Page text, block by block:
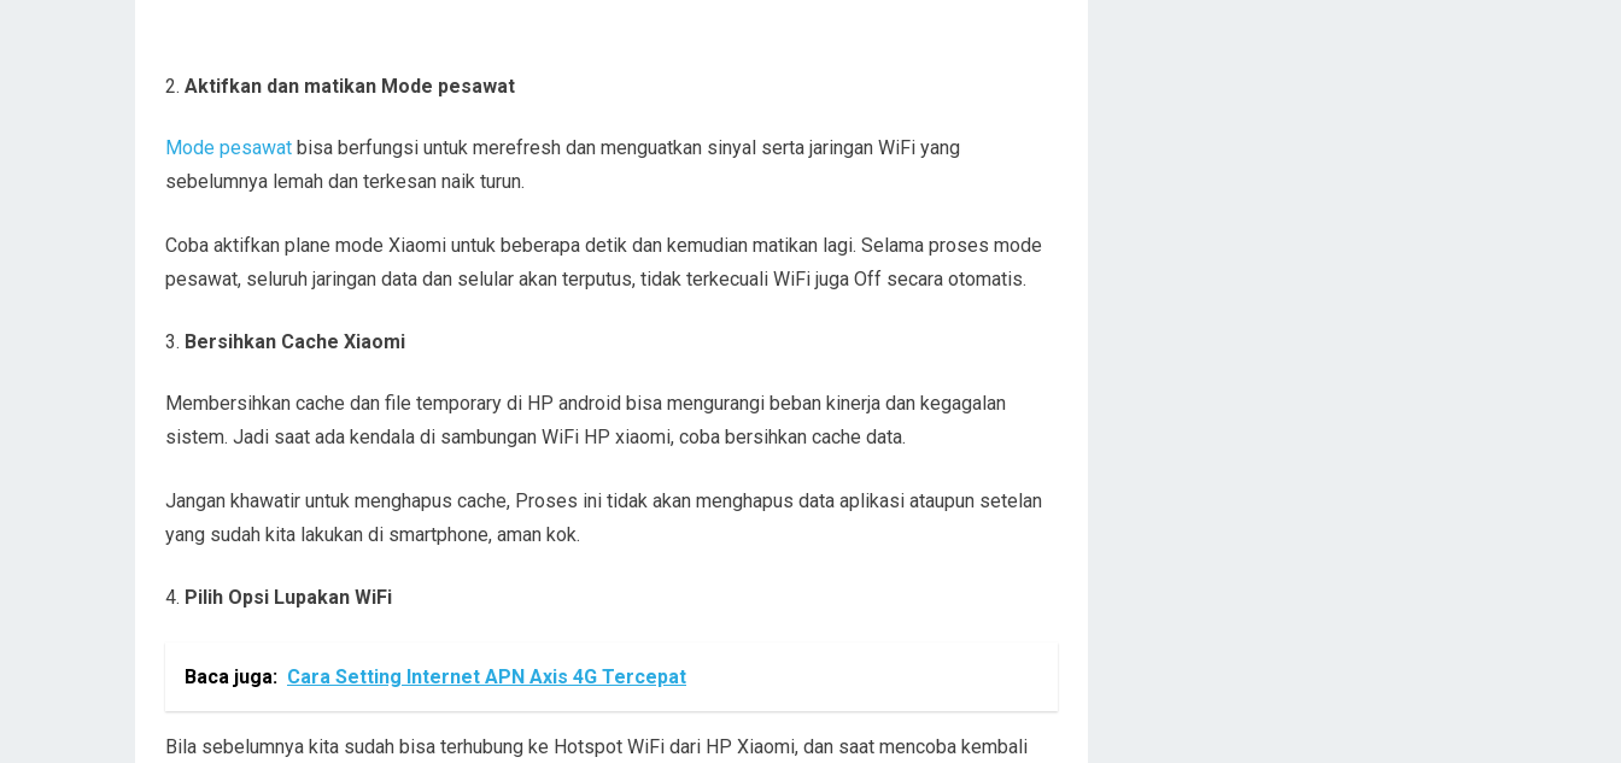
Aktifkan dan matikan Mode pesawat
Mode pesawat bisa berfungsi untuk merefresh dan menguatkan sinyal serta jaringan WiFi yang
sebelumnya lemah dan terkesan naik turun.
Coba aktifkan plane mode Xiaomi untuk beberapa detik dan kemudian matikan lagi. Selama proses mode
pesawat, seluruh jaringan data dan selular akan terputus, tidak terkecuali WiFi juga Off secara otomatis.
Bersihkan Cache Xiaomi
Membersihkan cache dan file temporary di HP android bisa mengurangi beban kinerja dan kegagalan
sistem. Jadi saat ada kendala di sambungan WiFi HP xiaomi, coba bersihkan cache data.
Jangan khawatir untuk menghapus cache, Proses ini tidak akan menghapus data aplikasi ataupun setelan
yang sudah kita lakukan di smartphone, aman kok.
Pilih Opsi Lupakan WiFi
Baca juga: Cara Setting Internet APN Axis 4G Tercepat
Bila sebelumnya kita sudah bisa terhubung ke Hotspot WiFi dari HP Xiaomi, dan saat mencoba kembali